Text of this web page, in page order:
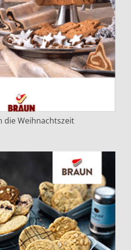
die Weihnachtszeit